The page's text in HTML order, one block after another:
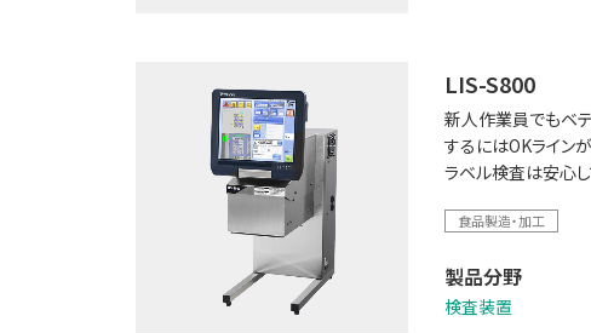
LIS-S800
新人作業員でもベテ
するにはOKライン
ラベル検査は安心
食品製造・加工
製品分野
検査装置